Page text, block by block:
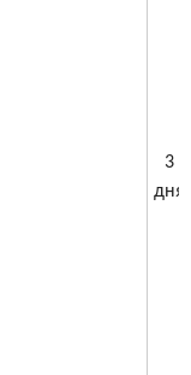
3
дня